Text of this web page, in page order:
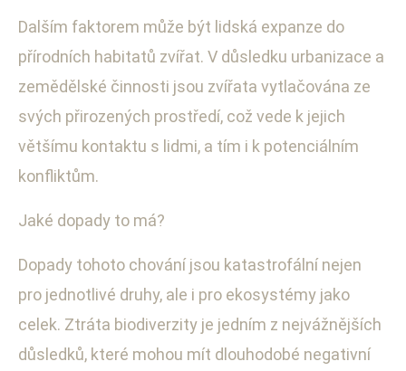
Dalším faktorem může být lidská expanze do
přírodních habitatů zvířat. V důsledku urbanizace a
zemědělské činnosti jsou zvířata vytlačována ze
svých přirozených prostředí, což vede k jejich
většímu kontaktu s lidmi, a tím i k potenciálním
konfliktům.
Jaké dopady to má?
Dopady tohoto chování jsou katastrofální nejen
pro jednotlivé druhy, ale i pro ekosystémy jako
celek. Ztráta biodiverzity je jedním z nejvážnějších
důsledků, které mohou mít dlouhodobé negativní